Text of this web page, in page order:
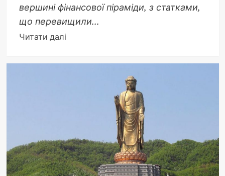
вершині фінансової піраміди, з статками,
що перевищили...
Читати даліДокладніше
Найбагатша
Маска